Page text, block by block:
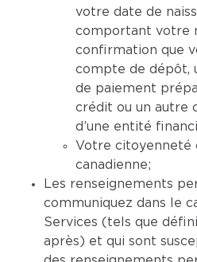
votre date de
comportant votre
confirmation que
compte de dépôt,
de paiement
crédit ou un autre
d’une entité
Votre citoyenneté
canadienne;
Les renseignements
communiquez dans le
Services (tels que
après) et qui sont